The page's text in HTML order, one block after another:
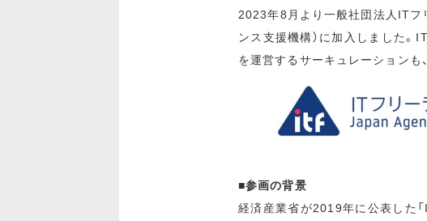
2023年8月より一般社団法人ITフ
ンス支援機構）に加入しました。
を運営するサーキュレーションも
■参画の背景
経済産業省が2019年に公表した